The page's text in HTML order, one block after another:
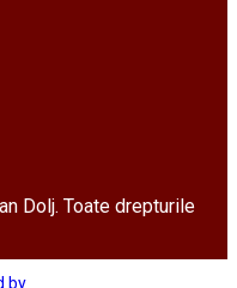
Dolj. Toate drepturile
by